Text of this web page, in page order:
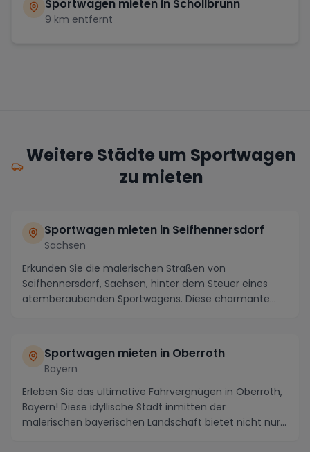
Sportwagen mieten in Schollbrunn
9 km entfernt
Weitere Städte um Sportwagen
zu mieten
Sportwagen mieten in Seifhennersdorf
Sachsen
Erkunden Sie die malerischen Straßen von
Seifhennersdorf, Sachsen, hinter dem Steuer eines
atemberaubenden Sportwagens. Diese charmante
Sportwagen mieten in Oberroth
Bayern
Erleben Sie das ultimative Fahrvergnügen in Oberroth,
Bayern! Diese idyllische Stadt inmitten der
malerischen bayerischen Landschaft bietet nicht nur